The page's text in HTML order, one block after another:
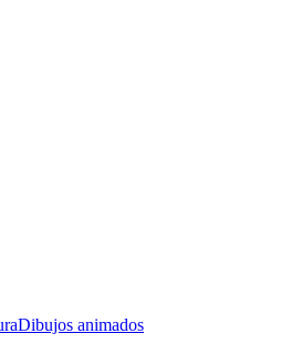
Dibujos animados